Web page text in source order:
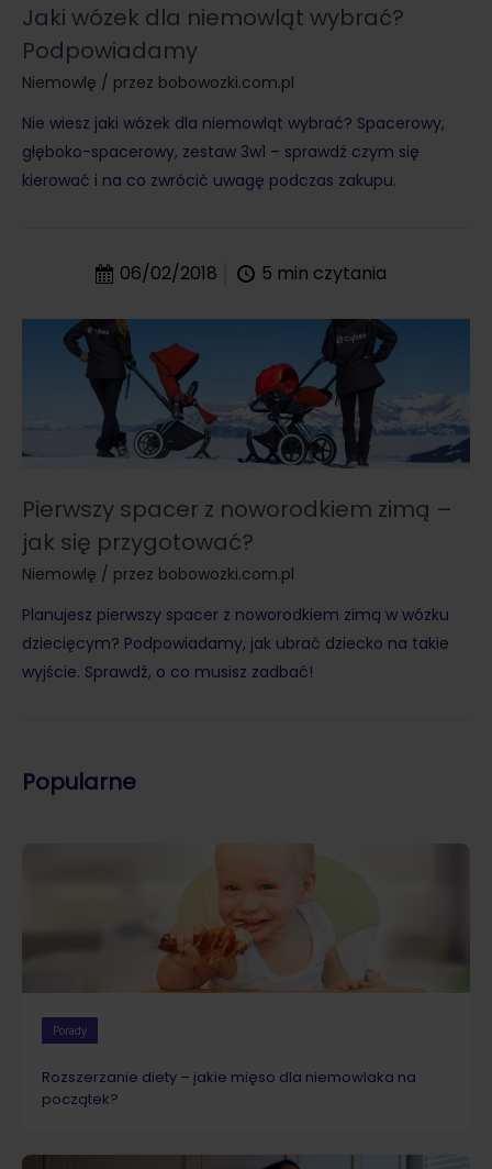
Jaki wózek dla niemowląt wybrać?
Podpowiadamy
Niemowlę / przez bobowozki.com.pl
Nie wiesz jaki wózek dla niemowląt wybrać? Spacerowy,
głęboko-spacerowy, zestaw 3w1 – sprawdź czym się
kierować i na co zwrócić uwagę podczas zakupu.
06/02/2018 5 min czytania
Pierwszy spacer z noworodkiem zimą –
jak się przygotować?
Niemowlę / przez bobowozki.com.pl
Planujesz pierwszy spacer z noworodkiem zimą w wózku
dziecięcym? Podpowiadamy, jak ubrać dziecko na takie
wyjście. Sprawdź, o co musisz zadbać!
Popularne
Porady
Rozszerzanie diety – jakie mięso dla niemowlaka na
początek?